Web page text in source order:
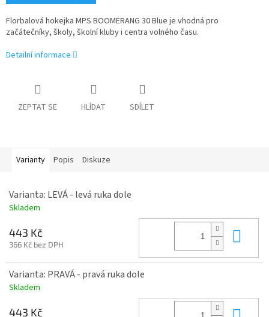
Florbalová hokejka MPS BOOMERANG 30 Blue je vhodná pro
začátečníky, školy, školní kluby i centra volného času.
Detailní informace
ZEPTAT SE HLÍDAT SDÍLET
Varianty Popis Diskuze
Varianta: LEVÁ - levá ruka dole
Skladem
443 Kč
366 Kč bez DPH
Varianta: PRAVÁ - pravá ruka dole
Skladem
443 Kč